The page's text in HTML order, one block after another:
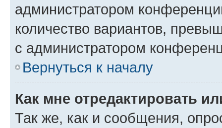
администратором
количество вариантов,
с администратором
Вернуться к началу
Как мне отредактировать
Так же, как и сообщения,